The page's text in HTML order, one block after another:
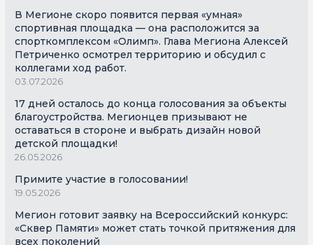
В Мегионе скоро появится первая «умная»
спортивная площадка — она расположится за
спорткомплексом «Олимп». Глава Мегиона Алексей
Петриченко осмотрел территорию и обсудил с
коллегами ход работ.
03.07.2026
17 дней осталось до конца голосования за объекты
благоустройства. Мегионцев призывают не
оставаться в стороне и выбрать дизайн новой
детской площадки!
26.05.2026
Примите участие в голосовании!
19.05.2026
Мегион готовит заявку на Всероссийский конкурс:
«Сквер Памяти» может стать точкой притяжения для
всех поколений